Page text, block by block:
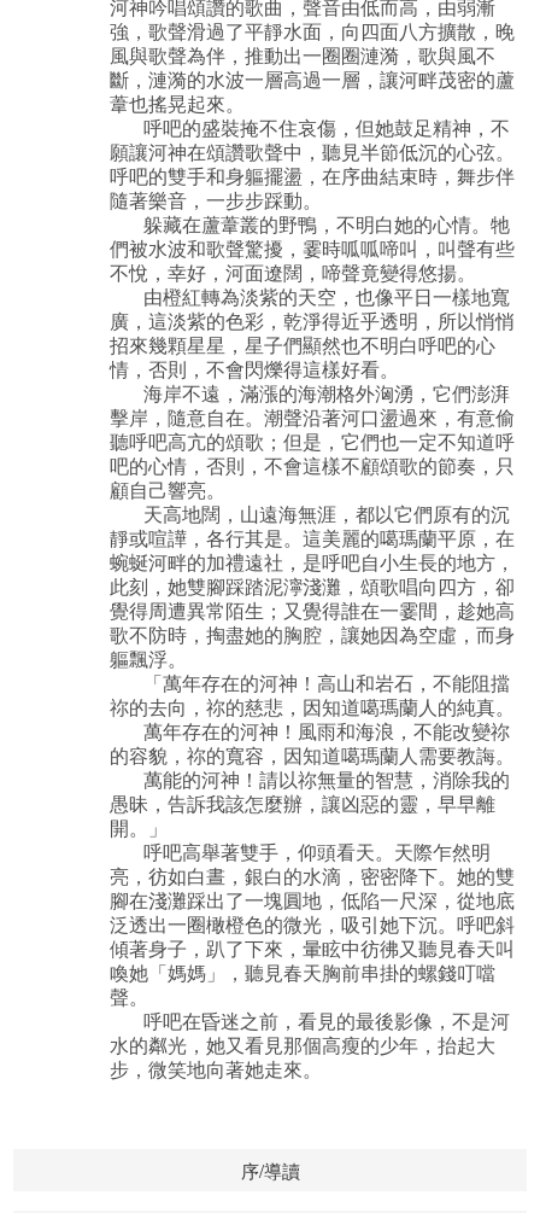
河神吟唱頌讚的歌曲，聲音由低而高，由弱漸
強，歌聲滑過了平靜水面，向四面八方擴散，晚
風與歌聲為伴，推動出一圈圈漣漪，歌與風不
斷，漣漪的水波一層高過一層，讓河畔茂密的蘆
葦也搖晃起來。
呼吧的盛裝掩不住哀傷，但她鼓足精神，不
願讓河神在頌讚歌聲中，聽見半節低沉的心弦。
呼吧的雙手和身軀擺盪，在序曲結束時，舞步伴
隨著樂音，一步步踩動。
躲藏在蘆葦叢的野鴨，不明白她的心情。牠
們被水波和歌聲驚擾，霎時呱呱啼叫，叫聲有些
不悅，幸好，河面遼闊，啼聲竟變得悠揚。
由橙紅轉為淡紫的天空，也像平日一樣地寬
廣，這淡紫的色彩，乾淨得近乎透明，所以悄悄
招來幾顆星星，星子們顯然也不明白呼吧的心
情，否則，不會閃爍得這樣好看。
海岸不遠，滿漲的海潮格外洶湧，它們澎湃
擊岸，隨意自在。潮聲沿著河口盪過來，有意偷
聽呼吧高亢的頌歌；但是，它們也一定不知道呼
吧的心情，否則，不會這樣不顧頌歌的節奏，只
顧自己響亮。
天高地闊，山遠海無涯，都以它們原有的沉
靜或喧譁，各行其是。這美麗的噶瑪蘭平原，在
蜿蜒河畔的加禮遠社，是呼吧自小生長的地方，
此刻，她雙腳踩踏泥濘淺灘，頌歌唱向四方，卻
覺得周遭異常陌生；又覺得誰在一霎間，趁她高
歌不防時，掏盡她的胸腔，讓她因為空虛，而身
軀飄浮。
「萬年存在的河神！高山和岩石，不能阻擋
祢的去向，祢的慈悲，因知道噶瑪蘭人的純真。
萬年存在的河神！風雨和海浪，不能改變祢
的容貌，祢的寬容，因知道噶瑪蘭人需要教誨。
萬能的河神！請以祢無量的智慧，消除我的
愚昧，告訴我該怎麼辦，讓凶惡的靈，早早離
開。」
呼吧高舉著雙手，仰頭看天。天際乍然明
亮，彷如白晝，銀白的水滴，密密降下。她的雙
腳在淺灘踩出了一塊圓地，低陷一尺深，從地底
泛透出一圈橄橙色的微光，吸引她下沉。呼吧斜
傾著身子，趴了下來，暈眩中彷彿又聽見春天叫
喚她「媽媽」，聽見春天胸前串掛的螺錢叮噹
聲。
呼吧在昏迷之前，看見的最後影像，不是河
水的粼光，她又看見那個高瘦的少年，抬起大
步，微笑地向著她走來。
序/導讀